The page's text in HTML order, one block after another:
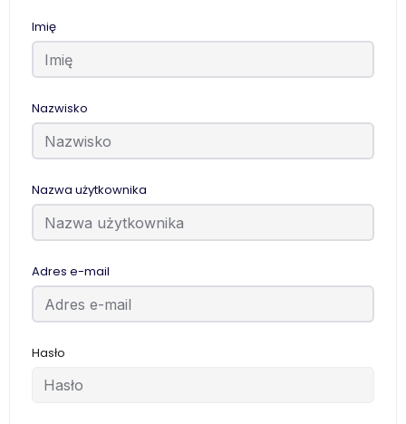
Imię
Nazwisko
Nazwa użytkownika
Adres e-mail
Hasło